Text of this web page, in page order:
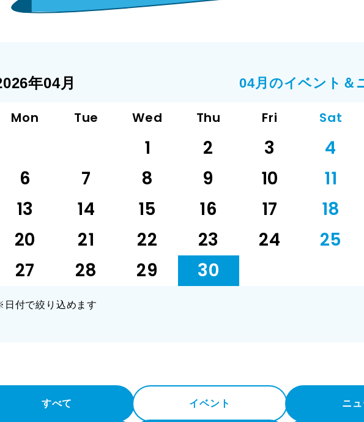
年04月 04月のイベント＆
Mon Tue Wed Thu Fri Sat
1 2 3 4
6
7 8 9 10 11
13
14 15 16 17 18
20
21 22 23 24 25
27
28 29 30
付で絞り込めます
すべて イベント ニ